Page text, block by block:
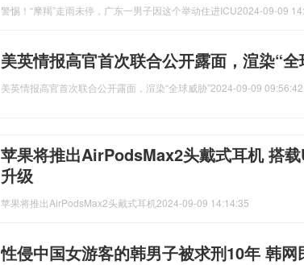
警惕！“摩羯”走雨未停，广东一男子因这个举动住进ICU2024-09-09
美英情报高官首次联合公开露面，渲染“全
美英情报高官首次联合公开露面，渲染“全球威胁”2024-09-09 09:56:42
苹果将推出AirPodsMax2头戴式耳机 搭
升级
苹果将推出AirPodsMax2头戴式耳机 2024-09-09 14:14:35
性侵中国女游客的韩男子被求刑10年 韩网